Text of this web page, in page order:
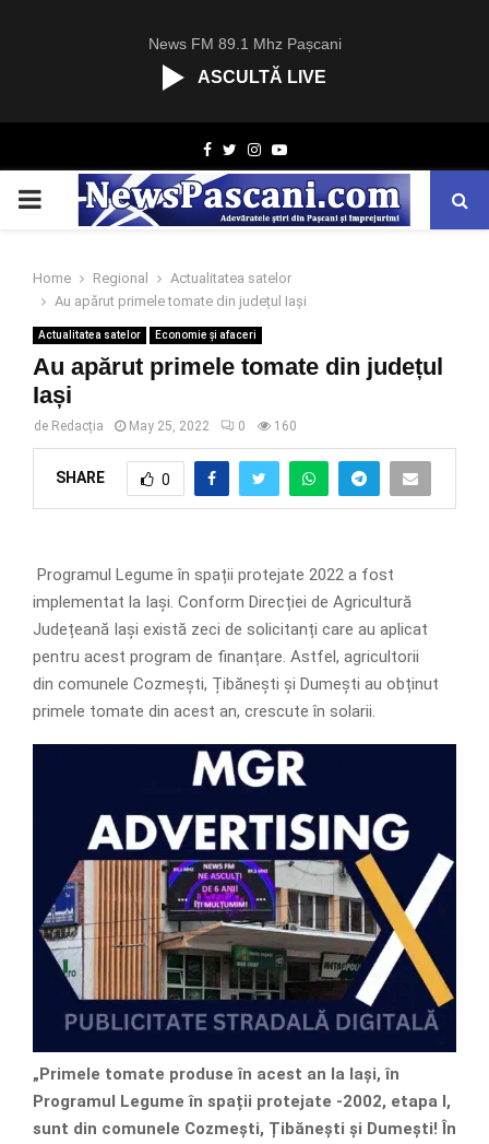
News FM 89.1 Mhz Pașcani
ASCULTĂ LIVE
Facebook
TwitterInstagram
Youtube
PRIMARY
Home Regional
Actualitatea satelor
Au apărut primele tomate din județul Iași
Actualitatea satelor Economie și afaceri
Au apărut primele tomate din județul
Iași
de Redacția May 25, 2022 0 160
SHARE 0
Programul Legume în spații protejate 2022 a fost
implementat la Iași. Conform Direcției de Agricultură
Județeană Iași există zeci de solicitanți care au aplicat
pentru acest program de finanțare. Astfel, agricultorii
din comunele Cozmești, Țibănești și Dumești au obținut
primele tomate din acest an, crescute în solarii.
„Primele tomate produse în acest an la Iași, în
Programul Legume în spații protejate -2002, etapa I,
sunt din comunele Cozmești, Țibănești și Dumești!În